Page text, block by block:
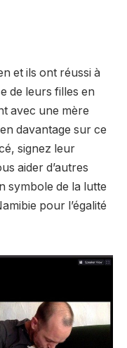
et ils ont réussi à
de leurs filles en
avec une mère
davantage sur ce
signez leur
aider d’autres
symbole de la lutte
pour l’égalité